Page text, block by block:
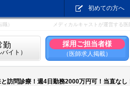
初めての方へ
） メディカルキャストが運営する
勤
バイト）
採用ご担当者様
（医師求人掲載）
訪問診療！週4日勤務2000万円可！当直なし